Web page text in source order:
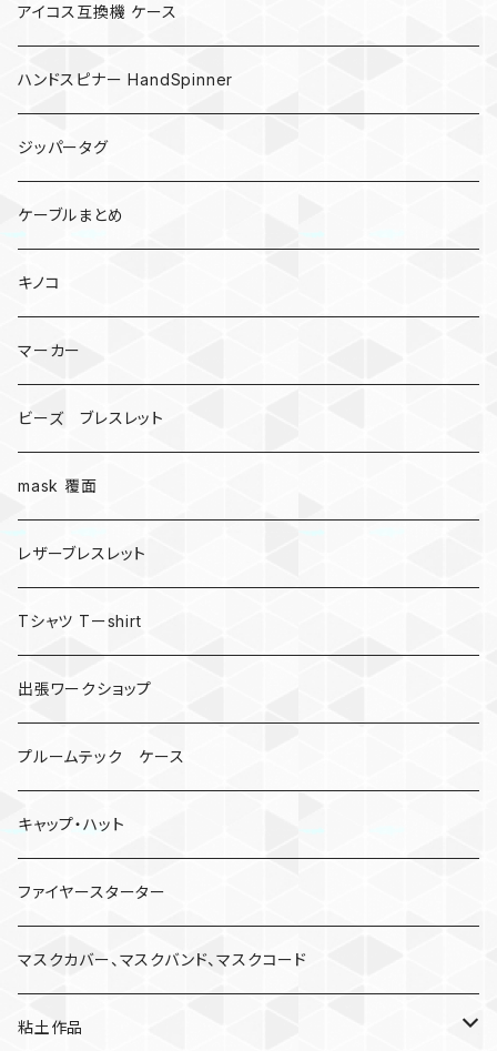
アイコス互換機 ケース
ハンドスピナー HandSpinner
ジッパータグ
ケーブルまとめ
キノコ
マーカー
ビーズ ブレスレット
mask 覆面
レザーブレスレット
Tシャツ Tーshirt
出張ワークショップ
プルームテック ケース
キャップ・ハット
ファイヤースターター
マスクカバー、マスクバンド、マスクコード
粘土作品